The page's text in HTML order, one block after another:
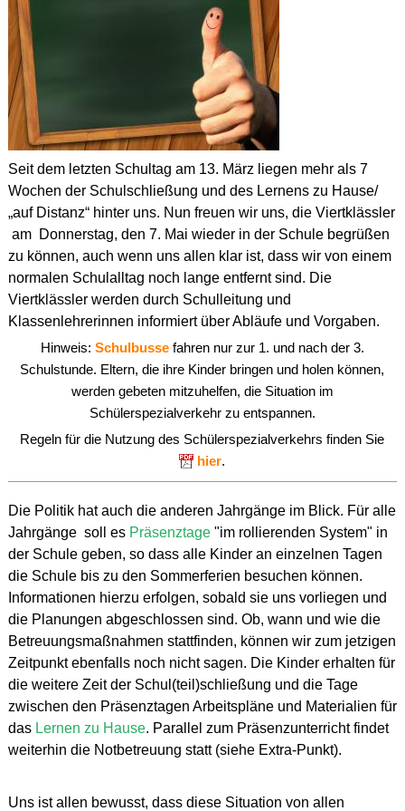
Seit dem letzten Schultag am 13. März liegen mehr als 7
Wochen der Schulschließung und des Lernens zu Hause/
„auf Distanz“ hinter uns. Nun freuen wir uns, die Viertklässler
am Donnerstag, den 7. Mai wieder in der Schule begrüßen
zu können, auch wenn uns allen klar ist, dass wir von einem
normalen Schulalltag noch lange entfernt sind. Die
Viertklässler werden durch Schulleitung und
Klassenlehrerinnen informiert über Abläufe und Vorgaben.
Hinweis: Schulbusse fahren nur zur 1. und nach der 3.
Schulstunde. Eltern, die ihre Kinder bringen und holen können,
werden gebeten mitzuhelfen, die Situation im
Schülerspezialverkehr zu entspannen.
Regeln für die Nutzung des Schülerspezialverkehrs finden Sie
hier.
Die Politik hat auch die anderen Jahrgänge im Blick. Für alle
Jahrgänge soll es Präsenztage"im rollierenden System" in
der Schule geben, so dass alle Kinder an einzelnen Tagen
die Schule bis zu den Sommerferien besuchen können.
Informationen hierzu erfolgen, sobald sie uns vorliegen und
die Planungen abgeschlossen sind. Ob, wann und wie die
Betreuungsmaßnahmen stattfinden, können wir zum jetzigen
Zeitpunkt ebenfalls noch nicht sagen. Die Kinder erhalten für
die weitere Zeit der Schul(teil)schließung und die Tage
zwischen den Präsenztagen Arbeitspläne und Materialien für
das Lernen zu Hause. Parallel zum Präsenzunterricht findet
weiterhin die Notbetreuung statt (siehe Extra-Punkt).
Uns ist allen bewusst, dass diese Situation von allen